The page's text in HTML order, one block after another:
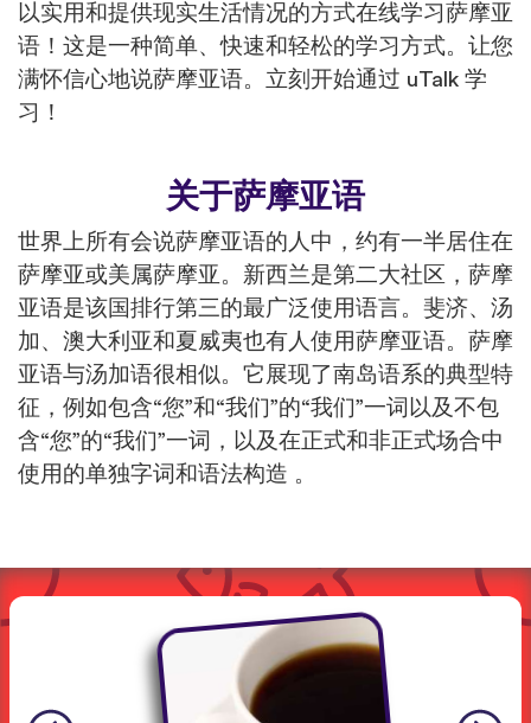
以实用和提供现实生活情况的方式在线学习萨摩亚
语！这是一种简单、快速和轻松的学习方式。让您
满怀信心地说萨摩亚语。立刻开始通过 uTalk 学
习！
关于萨摩亚语
世界上所有会说萨摩亚语的人中，约有一半居住在
萨摩亚或美属萨摩亚。新西兰是第二大社区，萨摩
亚语是该国排行第三的最广泛使用语言。斐济、汤
加、澳大利亚和夏威夷也有人使用萨摩亚语。萨摩
亚语与汤加语很相似。它展现了南岛语系的典型特
征，例如包含“您”和“我们”的“我们”一词以及不包
含“您”的“我们”一词，以及在正式和非正式场合中
使用的单独字词和语法构造 。